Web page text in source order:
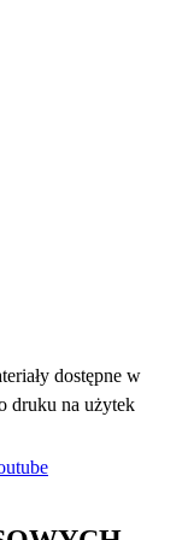
dostępne w
druku na użytek